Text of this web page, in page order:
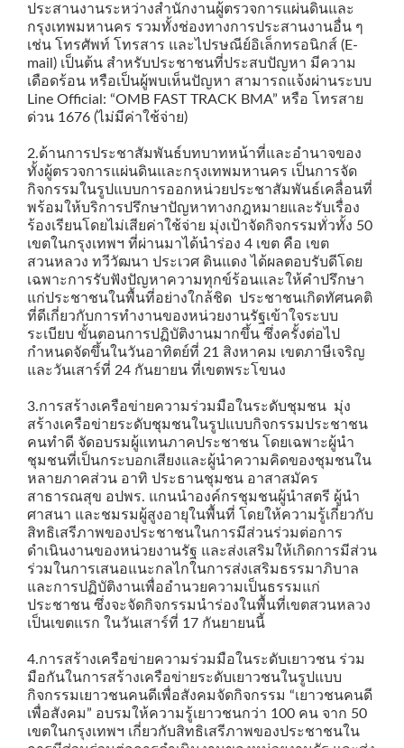
ประสานงานระหว่างสำนักงานผู้ตรวจการแผ่นดินและ
กรุงเทพมหานคร รวมทั้งช่องทางการประสานงานอื่น ๆ
เช่น โทรศัพท์ โทรสาร และไปรษณีย์อิเล็กทรอนิกส์ (E-
mail) เป็นต้น สำหรับประชาชนที่ประสบปัญหา มีความ
เดือดร้อน หรือเป็นผู้พบเห็นปัญหา สามารถแจ้งผ่านระบบ
Line Official: “OMB FAST TRACK BMA” หรือ โทรสาย
ด่วน 1676 (ไม่มีค่าใช้จ่าย)
2.ด้านการประชาสัมพันธ์บทบาทหน้าที่และอำนาจของ
ทั้งผู้ตรวจการแผ่นดินและกรุงเทพมหานคร เป็นการจัด
กิจกรรมในรูปแบบการออกหน่วยประชาสัมพันธ์เคลื่อนที่
พร้อมให้บริการปรึกษาปัญหาทางกฎหมายและรับเรื่อง
ร้องเรียนโดยไม่เสียค่าใช้จ่าย มุ่งเป้าจัดกิจกรรมทั่วทั้ง 50
เขตในกรุงเทพฯ ที่ผ่านมาได้นำร่อง 4 เขต คือ เขต
สวนหลวง ทวีวัฒนา ประเวศ ดินแดง ได้ผลตอบรับดีโดย
เฉพาะการรับฟังปัญหาความทุกข์ร้อนและให้คำปรึกษา
แก่ประชาชนในพื้นที่อย่างใกล้ชิด ประชาชนเกิดทัศนคติ
ที่ดีเกี่ยวกับการทำงานของหน่วยงานรัฐเข้าใจระบบ
ระเบียบ ขั้นตอนการปฏิบัติงานมากขึ้น ซึ่งครั้งต่อไป
กำหนดจัดขึ้นในวันอาทิตย์ที่ 21 สิงหาคม เขตภาษีเจริญ
และวันเสาร์ที่ 24 กันยายน ที่เขตพระโขนง
3.การสร้างเครือข่ายความร่วมมือในระดับชุมชน มุ่ง
สร้างเครือข่ายระดับชุมชนในรูปแบบกิจกรรมประชาชน
คนทำดี จัดอบรมผู้แทนภาคประชาชน โดยเฉพาะผู้นำ
ชุมชนที่เป็นกระบอกเสียงและผู้นำความคิดของชุมชนใน
หลายภาคส่วน อาทิ ประธานชุมชน อาสาสมัคร
สาธารณสุข อปพร. แกนนำองค์กรชุมชนผู้นำสตรี ผู้นำ
ศาสนา และชมรมผู้สูงอายุในพื้นที่ โดยให้ความรู้เกี่ยวกับ
สิทธิเสรีภาพของประชาชนในการมีส่วนร่วมต่อการ
ดำเนินงานของหน่วยงานรัฐ และส่งเสริมให้เกิดการมีส่วน
ร่วมในการเสนอแนะกลไกในการส่งเสริมธรรมาภิบาล
และการปฏิบัติงานเพื่ออำนวยความเป็นธรรมแก่
ประชาชน ซึ่งจะจัดกิจกรรมนำร่องในพื้นที่เขตสวนหลวง
เป็นเขตแรก ในวันเสาร์ที่ 17 กันยายนนี้
4.การสร้างเครือข่ายความร่วมมือในระดับเยาวชน ร่วม
มือกันในการสร้างเครือข่ายระดับเยาวชนในรูปแบบ
กิจกรรมเยาวชนคนดีเพื่อสังคมจัดกิจกรรม “เยาวชนคนดี
เพื่อสังคม” อบรมให้ความรู้เยาวชนกว่า 100 คน จาก 50
เขตในกรุงเทพฯ เกี่ยวกับสิทธิเสรีภาพของประชาชนใน